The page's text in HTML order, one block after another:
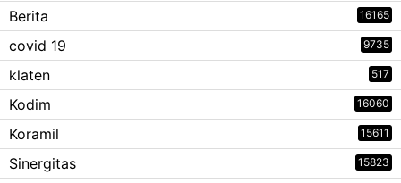
Berita 16165
covid 19 9735
klaten 517
Kodim 16060
Koramil 15611
Sinergitas 15823